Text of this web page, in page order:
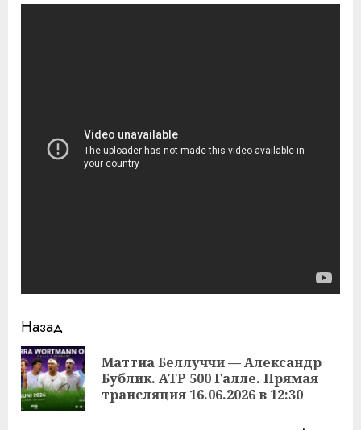
Продолжить
чтение
Назад
Маттиа Беллуччи — Александр
Бублик. ATP 500 Галле. Прямая
трансляция 16.06.2026 в 12:30